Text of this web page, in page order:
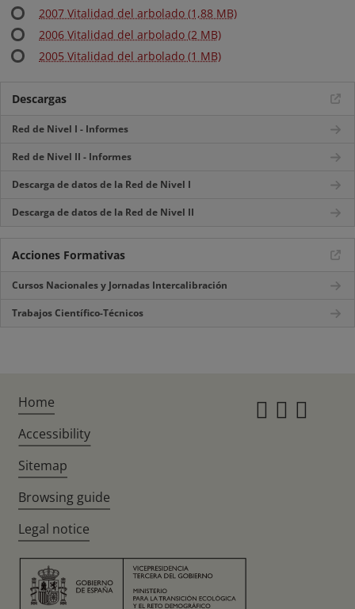
2007 Vitalidad del arbolado (1,88 MB)
2006 Vitalidad del arbolado (2 MB)
2005 Vitalidad del arbolado (1 MB)
Descargas
Red de Nivel I - Informes
Red de Nivel II - Informes
Descarga de datos de la Red de Nivel I
Descarga de datos de la Red de Nivel II
Acciones Formativas
Cursos Nacionales y Jornadas Intercalibración
Trabajos Científico-Técnicos
Home
Accessibility
Sitemap
Browsing guide
Legal notice